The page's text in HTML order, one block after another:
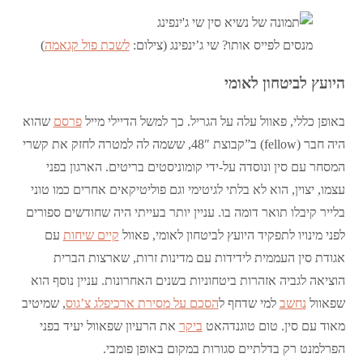
מנסים לפייס אותו? שי ג’ינפינג (צילום:לשכת פול קגאמה)
היועץ לביטחון לאומי
באופן כללי, פאוול עלה על הגריל. כך למשל הדיילי מיילפרסם שהוא
היה חבר (fellow) ב”קבוצת 48″, ששמה לה למטרה לחזק את קשרי
המסחר עם סין ונוסדה על-ידי קומוניסטים בריטים. הארגון בפני
עצמו, יצוין, הוא לא בלתי לגיטימי וגם פוליטיקאים אחרים כמו טוני
בלייר קיבלו תואר דומה בו. עניין יותר בעייתי היה שחודשים ספורים
לפני מינויו לתפקיד היועץ לביטחון לאומי, פאוול קיים שיחות עם
אגודת סין העממית לידידות עם מדינות זרות, שארצות הברית
הוציאה לגביה אזהרות ביטחוניות בשנים האחרונות. עניין נוסף הוא
שפאוול נחשב למי שדחף להסכם על מסירת ארכיפלג צ’גוס, שמיטיב
מאוד עם סין. טום טוגנדהאט ביקר את הרעיון שפאוול יעיד בפני
הפרלמנט רק בדלתיים סגורות במקום באופן פומבי.